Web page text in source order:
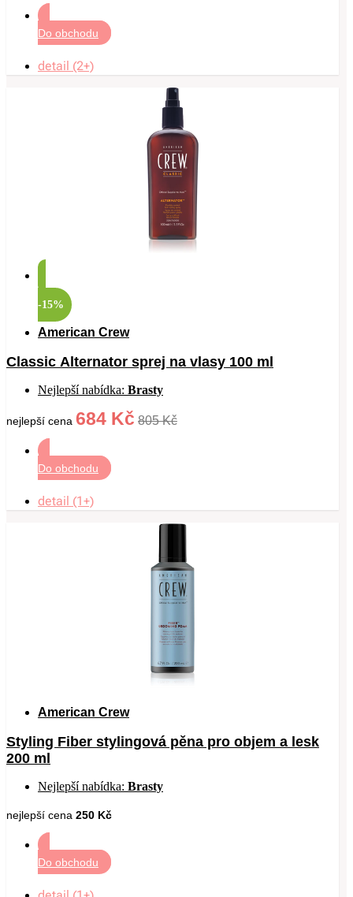
Do obchodu
detail (2+)
-15%
American Crew
Classic Alternator sprej na vlasy 100 ml
Nejlepší nabídka: Brasty
nejlepší cena 684 Kč 805 Kč
Do obchodu
detail (1+)
American Crew
Styling Fiber stylingová pěna pro objem a lesk
200 ml
Nejlepší nabídka: Brasty
nejlepší cena 250 Kč
Do obchodu